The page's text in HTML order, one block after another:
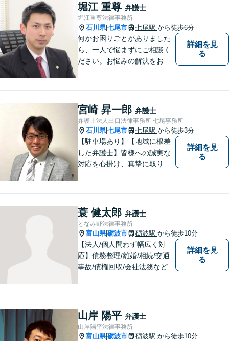
堀江 重尊 弁護士
堀江重尊法律事務所
石川県|七尾市 七尾駅 から徒歩6分
何かお困りごとがありました
ら、一人で悩まずにご相談く
ださい。お悩みの解決をお手
詳細を見
る
宮崎 昇一郎 弁護士
弁護士法人出口法律事務所 七尾事務所
石川県|七尾市 七尾駅 から徒歩3分
【駐車場あり】【地域に根差
した弁護士】皆様への誠実な
対応を心掛け、真摯に取り組
法的サービスを提供しており
ますので，どうぞ宜しくお願
い申し上げます。
詳細を見
る
蓑 健太郎 弁護士
となみ野法律事務所
富山県|砺波市 砺波駅 から徒歩10分
【法人/個人問わず幅広く対
応】債務整理/離婚/相続/交通
事故/債権回収/会社法務など幅
ますので、ぜひ一度ご相談く
ださい。【JR「砺波駅」10
分】
詳細を見
る
山岸 陽平 弁護士
山岸陽平法律事務所
富山県|砺波市 砺波駅 から徒歩10分